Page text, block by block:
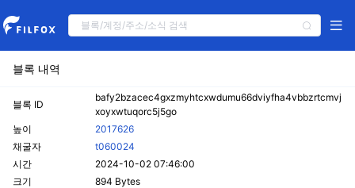
블록 내역
블록 ID
bafy2bzacec4gxzmyhtcxwdumu66dviyfha4vbbzrtcmvj
xoyxwtuqorc5j5go
높이
2017626
채굴자
t060024
시간
2024-10-02 07:46:00
크기
894 Bytes